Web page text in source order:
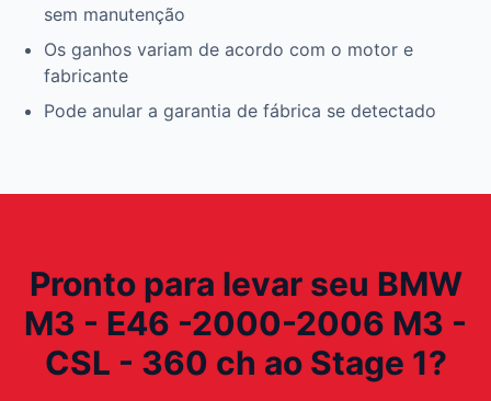
sem manutenção
Os ganhos variam de acordo com o motor e
fabricante
Pode anular a garantia de fábrica se detectado
Pronto para levar seu BMW
M3 - E46 -2000-2006 M3 -
CSL - 360 ch ao Stage 1?